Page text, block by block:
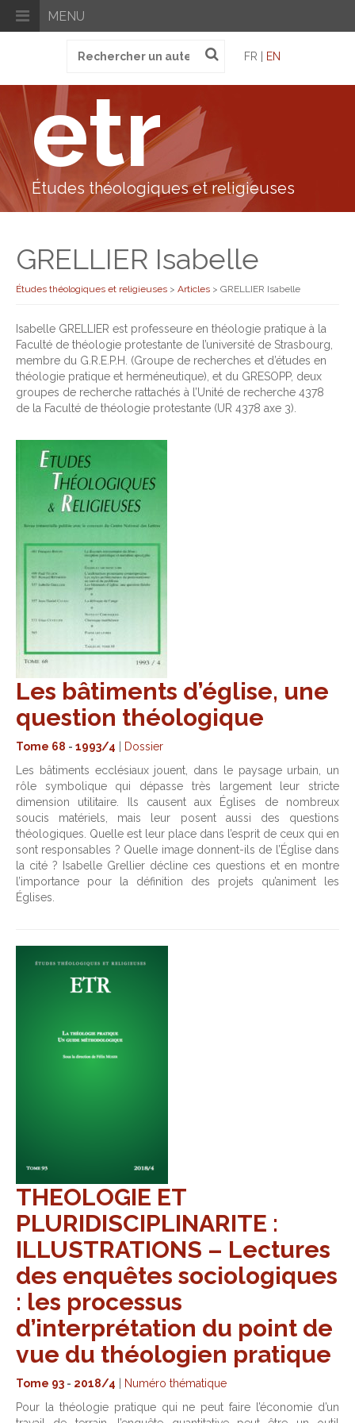
MENU
pour
FR | EN
etr
Études théologiques et religieuses
GRELLIER Isabelle
Études théologiques et religieuses > Articles > GRELLIER Isabelle
Isabelle GRELLIER est professeure en théologie pratique à la
Faculté de théologie protestante de l’université de Strasbourg,
membre du G.R.E.P.H. (Groupe de recherches et d’études en
théologie pratique et herméneutique), et du GRESOPP, deux
groupes de recherche rattachés à l’Unité de recherche 4378
de la Faculté de théologie protestante (UR 4378 axe 3).
Les bâtiments d’église, une
question théologique
Tome 68 - 1993/4
Dossier
Les bâtiments ecclésiaux jouent, dans le paysage urbain, un
rôle symbolique qui dépasse très largement leur stricte
dimension utilitaire. Ils causent aux Églises de nombreux
soucis matériels, mais leur posent aussi des questions
théologiques. Quelle est leur place dans l’esprit de ceux qui en
sont responsables ? Quelle image donnent-ils de l’Église dans
la cité ? Isabelle Grellier décline ces questions et en montre
l’importance pour la définition des projets qu’animent les
Églises.
THEOLOGIE ET
PLURIDISCIPLINARITE :
ILLUSTRATIONS – Lectures
des enquêtes sociologiques
: les processus
d’interprétation du point de
vue du théologien pratique
Tome 93 - 2018/4
Numéro thématique
Pour la théologie pratique qui ne peut faire l’économie d’un